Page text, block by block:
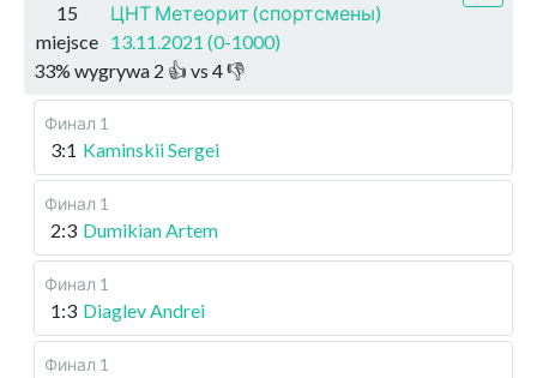
15
miejsce
ЦНТ Метеорит (спортсмены)
13.11.2021 (0-1000)
33% wygrywa 2 👍 vs 4👎
Финал 1
3:1 Kaminskii Sergei
Финал 1
2:3 Dumikian Artem
Финал 1
1:3 Diaglev Andrei
Финал 1